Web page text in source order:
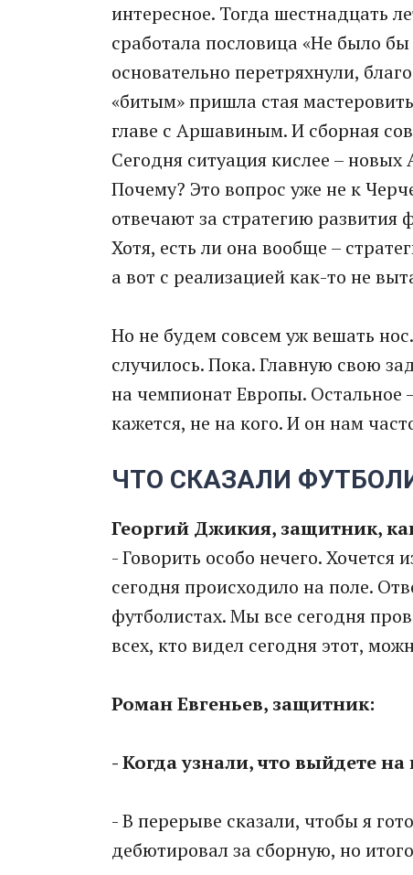
интересное. Тогда шестнадцать
сработала пословица «Не было
основательно перетряхнули,
«битым» пришла стая
главе с Аршавиным. И сборная
Сегодня ситуация кислее –
Почему? Это вопрос уже не к
отвечают за стратегию развития
Хотя, есть ли она вообще –
а вот с реализацией как-то не
Но не будем совсем уж вешать
случилось. Пока. Главную свою
на чемпионат Европы. Остальное
кажется, не на кого. И он нам
ЧТО СКАЗАЛИ
Георгий Джикия, защитник,
- Говорить особо нечего. Хочется
сегодня происходило на поле.
футболистах. Мы все сегодня
всех, кто видел сегодня этот,
Роман Евгеньев, защитник:
- Когда узнали, что выйдете на
- В перерыве сказали, чтобы я
дебютировал за сборную, но